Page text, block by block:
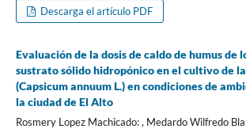
Descarga el artículo PDF
Evaluación de la dosis de caldo de humus de
sustrato sólido hidropónico en el cultivo de
(Capsicum annuum L.) en condiciones de
la ciudad de El Alto
Rosmery Lopez Machicado: , Medardo Wilfredo